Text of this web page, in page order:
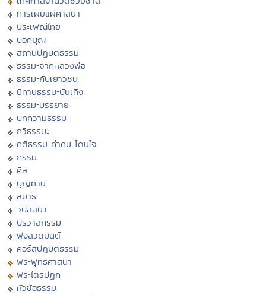
การเผยแผ่ศาสนา
ประเพณีไทย
บอกบุญ
สถานปฏิบัติธรรม
ธรรมะจากหลวงพ่อ
ธรรมะกับเยาวชน
นิทานธรรมะบันเทิง
ธรรมะบรรยาย
บทความธรรมะ
กวีธรรมะ
คติธรรม คำคม โดนใจ
กรรม
ศีล
บุญทาน
สมาธิ
วิปัสสนา
ปริวาสกรรม
ฟังสวดมนต์
คอร์สปฏิบัติธรรม
พระพุทธศาสนา
พระไตรปิฏก
หัวข้อธรรม